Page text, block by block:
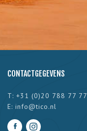
CONTACTGEGEVENS
T: +31 (0)20 788 77 77
E: info@tico.nl